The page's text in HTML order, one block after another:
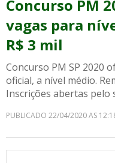
Concurso PM
vagas para
R$ 3 mil
Concurso PM SP 2020
oficial, a nível médio.
Inscrições abertas pelo
PUBLICADO 22/04/2020 AS